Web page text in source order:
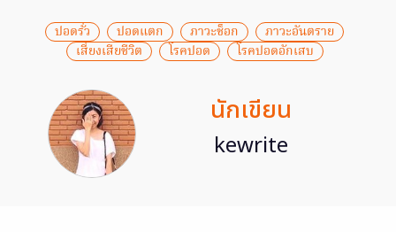
ปอดรั่ว ปอดแตก ภาวะช็อก
ภาวะอันตราย
เสี่ยงเสียชีวิต
โรคปอด โรคปอดอักเสบ
นักเขียน
kewrite